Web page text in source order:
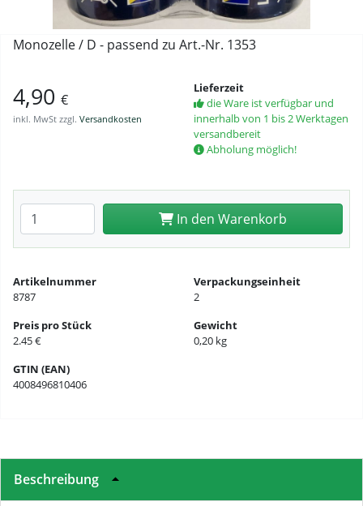
Monozelle / D - passend zu Art.-Nr. 1353
4,90 €
inkl. MwSt zzgl. Versandkosten
Lieferzeit
die Ware ist verfügbar und
innerhalb von 1 bis 2 Werktagen
versandbereit
Abholung möglich!
Anzahl eingeben In den Warenkorb
Artikelnummer
8787
Verpackungseinheit
2
Preis pro Stück
2.45 €
Gewicht
0,20 kg
GTIN (EAN)
4008496810406
Beschreibung